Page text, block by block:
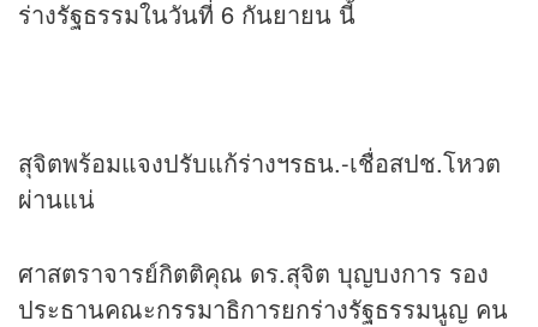
ร่างรัฐธรรมในวันที่ 6 กันยายน นี้
สุจิตพร้อมแจงปรับแก้ร่างฯรธน.-เชื่อสปช.โหวต
ผ่านแน่
ศาสตราจารย์กิตติคุณ ดร.สุจิต บุญบงการ รอง
ประธานคณะกรรมาธิการยกร่างรัฐธรรมนูญ คน